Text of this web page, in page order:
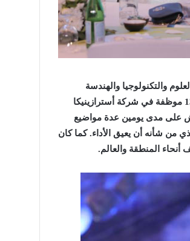
والتكنولوجيا والهندسة
موظفة في شركة أسترازينيكا
على مدى يومين عدة مواضيع
من شأنه أن يعيق الأداء. كما كان
المنطقة والعالم.